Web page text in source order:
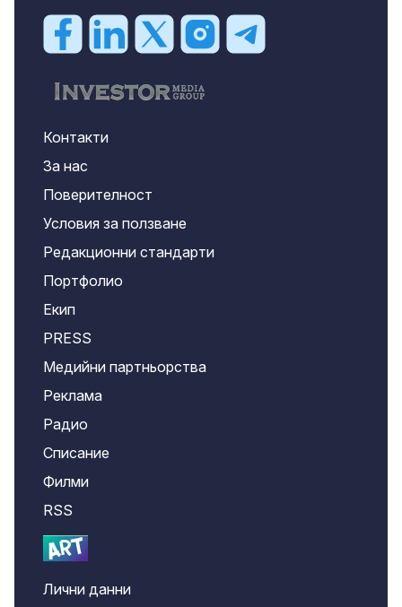
Контакти
За нас
Поверителност
Условия за ползване
Редакционни стандарти
Портфолио
Екип
PRESS
Медийни партньорства
Реклама
Радио
Списание
Филми
RSS
Лични данни